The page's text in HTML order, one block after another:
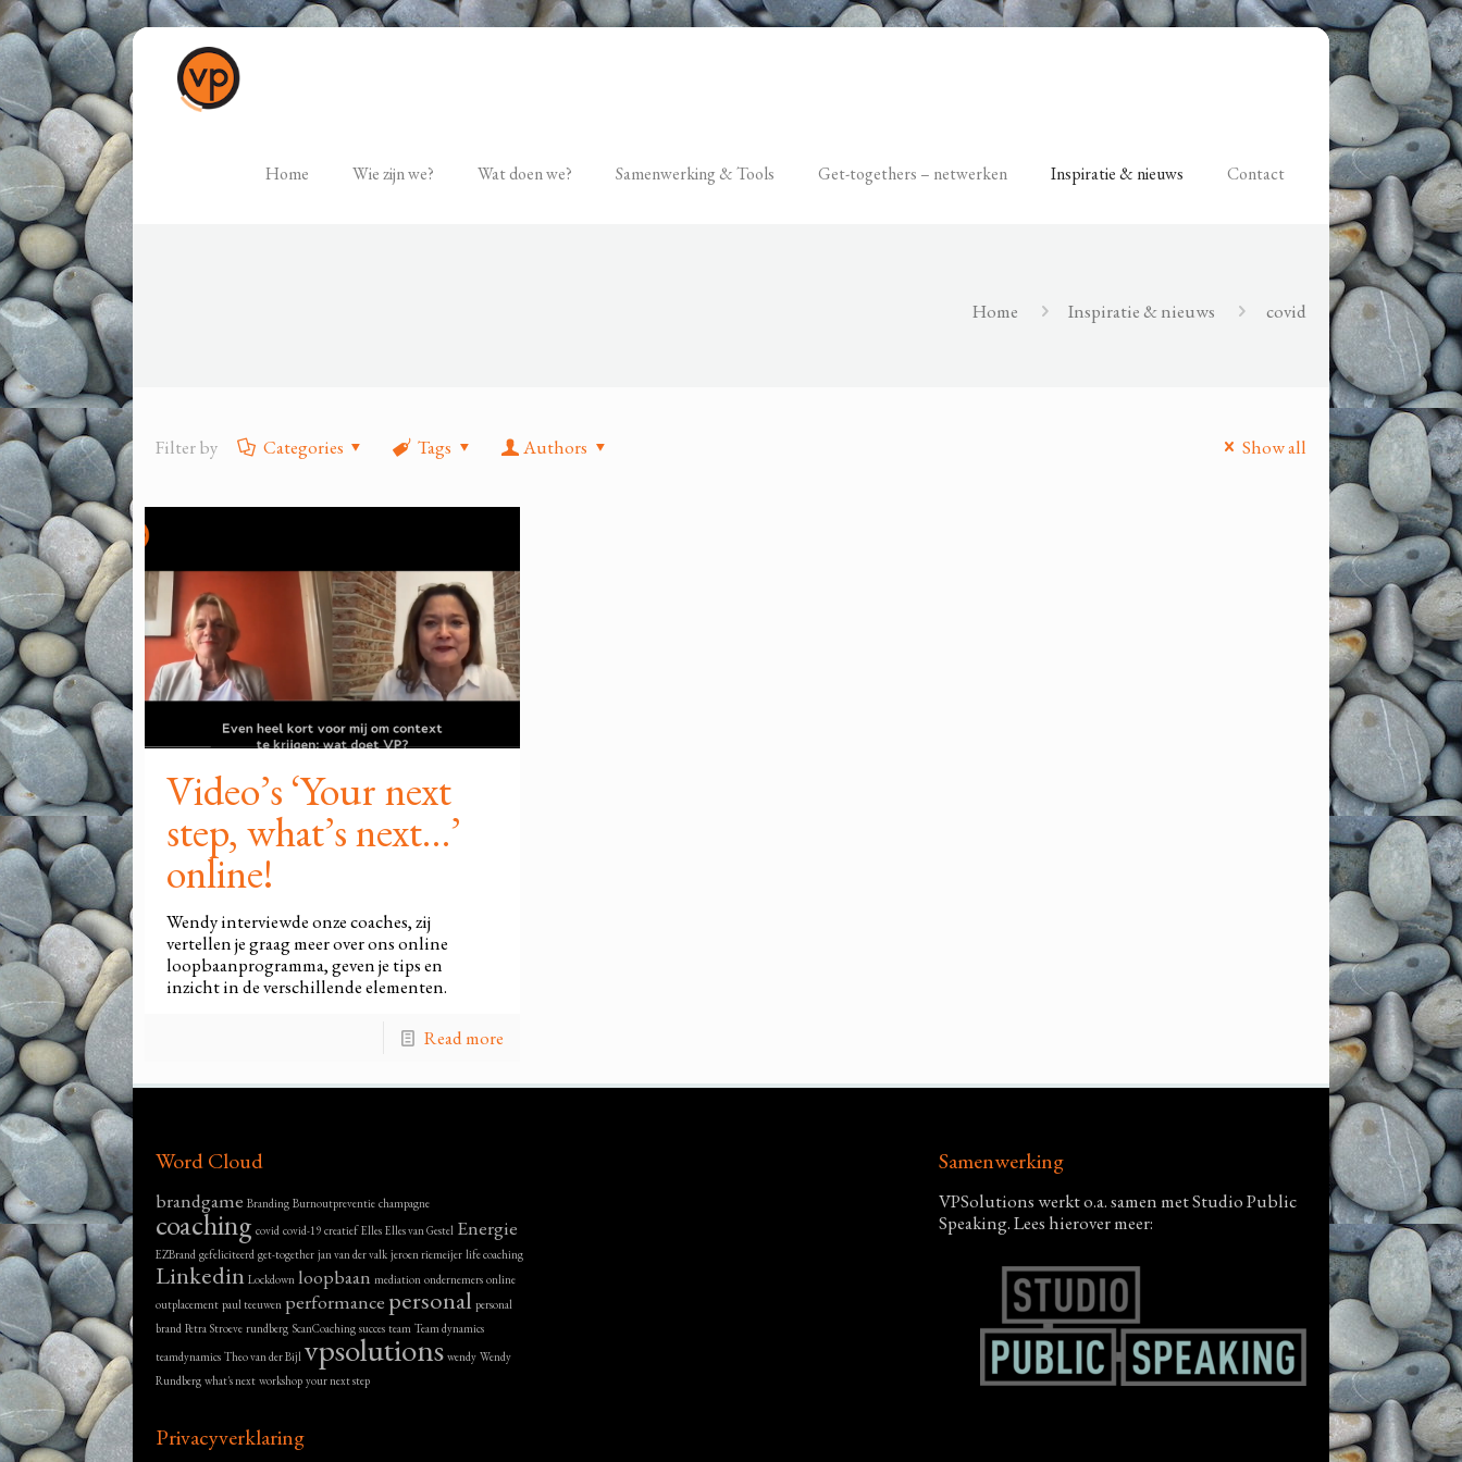
Home Wie zijn we? Wat doen we? Samenwerking & Tools Get-togethers – netwerken Inspiratie & nieuws Contact
Home Inspiratie & nieuws covid
Filter by Categories Tags Authors Show all
Video’s ‘Your next
step, what’s next…’
online!
Wendy interviewde onze coaches, zij
vertellen je graag meer over ons online
loopbaanprogramma, geven je tips en
inzicht in de verschillende elementen.
Read more
Word Cloud
brandgame Branding Burnoutpreventie champagne
coaching covid covid-19 creatief Elles Elles van Gestel Energie
EZBrand gefeliciteerd get-together jan van der valk jeroen riemeijer life coaching
Linkedin Lockdown loopbaan mediation ondernemers online
outplacement paul teeuwen performance personal personal
brand Petra Stroeve rundberg ScanCoaching succes team Team dynamics
teamdynamics Theo van der Bijl vpsolutions wendy Wendy
Rundberg what's next workshop your next step
Privacyverklaring
Samenwerking
VPSolutions werkt o.a. samen met Studio Public
Speaking. Lees hierover meer: